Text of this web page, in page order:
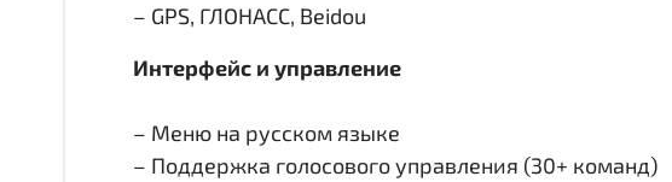
– GPS, ГЛОНАСС, Beidou
Интерфейс и управление
– Меню на русском языке
– Поддержка голосового управления (30+ команд)